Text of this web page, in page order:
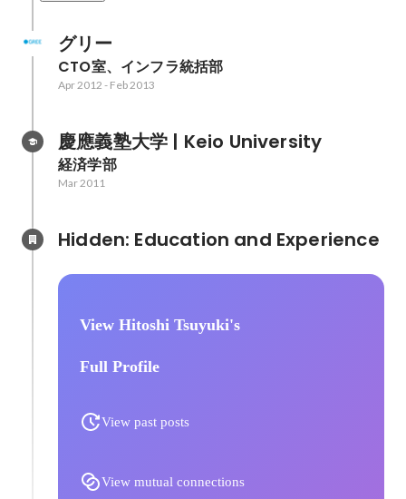
グリー
CTO室、インフラ統括部
Apr 2012 - Feb 2013
慶應義塾大学 | Keio University
経済学部
Mar 2011
View Hitoshi Tsuyuki's
Full Profile
View past posts
View mutual connections